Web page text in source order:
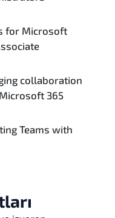
for Microsoft
collaboration
365
Teams with